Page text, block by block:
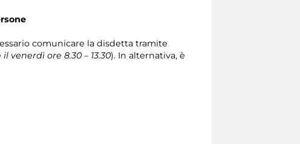
comunicare la disdetta tramite
il venerdì ore 8.30 – 13.30). In alternativa, è